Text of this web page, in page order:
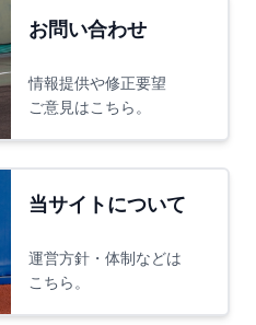
お問い合わせ
情報提供や修正要望
ご意見はこちら。
当サイトについて
運営方針・体制などは
こちら。